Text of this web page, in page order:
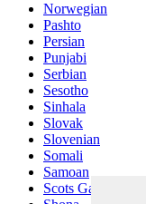
Norwegian
Pashto
Persian
Punjabi
Serbian
Sesotho
Sinhala
Slovak
Slovenian
Somali
Samoan
Scots Gaelic